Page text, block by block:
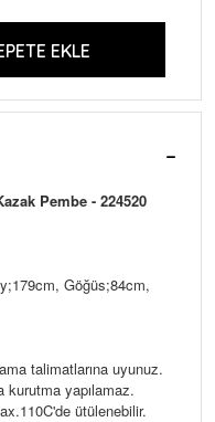
EKLE
Pembe - 224520
Göğüs;84cm,
talimatlarına uyunuz.
kurutma yapılamaz.
ütülenebilir.